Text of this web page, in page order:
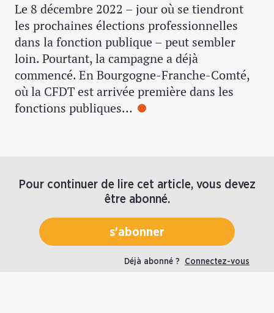
Le 8 décembre 2022 – jour où se tiendront
les prochaines élections professionnelles
dans la fonction publique – peut sembler
loin. Pourtant, la campagne a déjà
commencé. En Bourgogne-Franche-Comté,
où la CFDT est arrivée première dans les
fonctions publiques…
Pour continuer de lire cet article, vous devez
être abonné.
s'abonner
Déjà abonné ? Connectez-vous